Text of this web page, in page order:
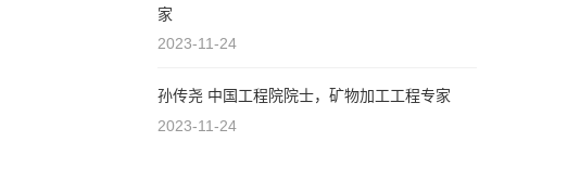
家
2023-11-24
孙传尧 中国工程院院士，矿物加工工程专家
2023-11-24